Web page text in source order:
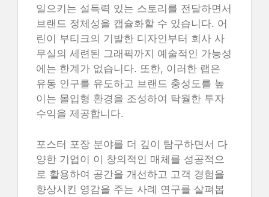
일으키는 설득력 있는 스토리를 전달하면서
브랜드 정체성을 캡슐화할 수 있습니다. 어
린이 부티크의 기발한 디자인부터 회사 사
무실의 세련된 그래픽까지 예술적인 가능성
에는 한계가 없습니다. 또한, 이러한 랩은
유동 인구를 유도하고 브랜드 충성도를 높
이는 몰입형 환경을 조성하여 탁월한 투자
수익을 제공합니다.
포스터 포장 분야를 더 깊이 탐구하면서 다
양한 기업이 이 창의적인 매체를 성공적으
로 활용하여 공간을 개선하고 고객 경험을
향상시킨 영감을 주는 사례 연구를 살펴봅